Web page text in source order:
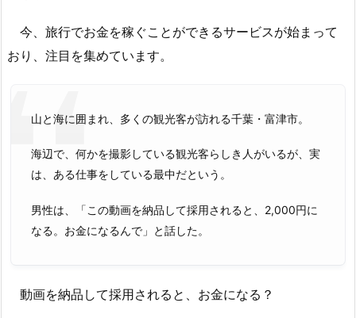
今、旅行でお金を稼ぐことができるサービスが始まって
おり、注目を集めています。
山と海に囲まれ、多くの観光客が訪れる千葉・富津市。
海辺で、何かを撮影している観光客らしき人がいるが、実
は、ある仕事をしている最中だという。
男性は、「この動画を納品して採用されると、2,000円に
なる。お金になるんで」と話した。
動画を納品して採用されると、お金になる？